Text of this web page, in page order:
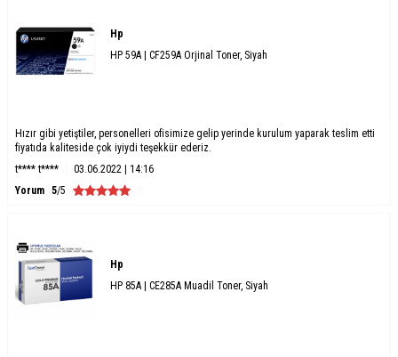
Hp
HP 59A | CF259A Orjinal Toner, Siyah
Hızır gibi yetiştiler, personelleri ofisimize gelip yerinde kurulum yaparak teslim etti
fiyatıda kaliteside çok iyiydi teşekkür ederiz.
t**** t****
03.06.2022 | 14:16
Yorum 5/5
Hp
HP 85A | CE285A Muadil Toner, Siyah